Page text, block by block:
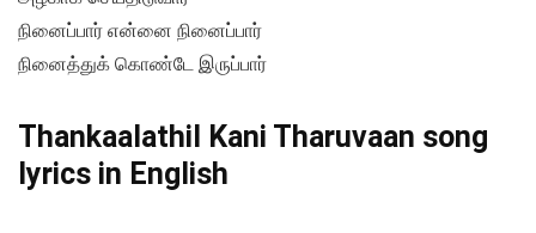
நினைப்பார் என்னை நினைப்பார்
நினைத்துக் கொண்டே இருப்பார்
Thankaalathil Kani Tharuvaan song
lyrics in English